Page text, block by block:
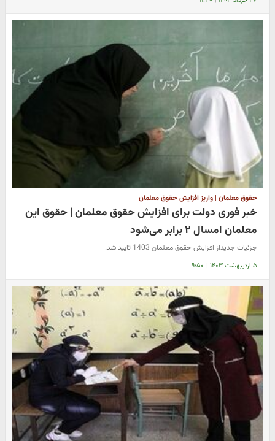
حقوق معلمان | واریز افزایش حقوق معلمان
خبر فوری دولت برای افزایش حقوق معلمان | حقوق این
معلمان امسال ۲ برابر می‌شود
جزئیات جدیداز افزایش حقوق معلمان 1403 تایید شد.
۵ اردیبهشت ۱۴۰۳ | ۹:۵۰